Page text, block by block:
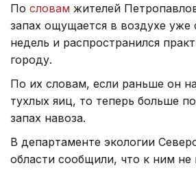
По словам жителей
запах ощущается в воздухе уже
недель и распространился
городу.
По их словам, если раньше он
тухлых яиц, то теперь больше
запах навоза.
В департаменте экологии
области сообщили, что к ним не